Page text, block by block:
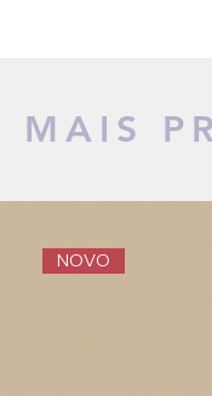
MAIS
NOVO